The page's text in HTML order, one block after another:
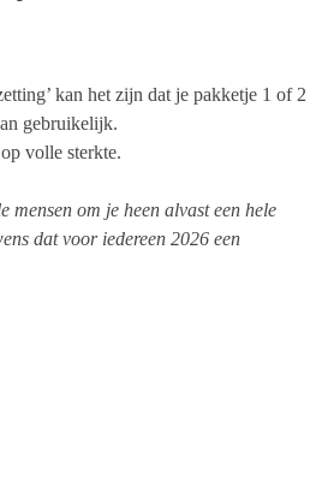
kan het zijn dat je pakketje 1 of 2
gebruikelijk.
volle sterkte.
mensen om je heen alvast een hele
dat voor iedereen 2026 een